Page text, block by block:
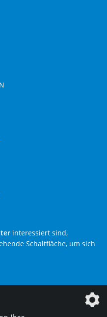
interessiert sind,
Schaltfläche, um sich
Unternehmen der